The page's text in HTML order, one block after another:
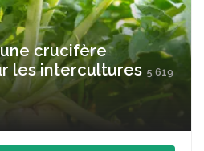
crucifère
les intercultures 5 619